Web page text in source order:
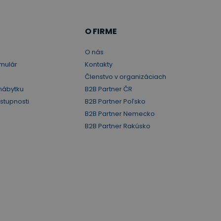
O FIRME
O nás
Kontakty
Členstvo v organizáciach
B2B Partner ČR
B2B Partner Poľsko
B2B Partner Nemecko
B2B Partner Rakúsko